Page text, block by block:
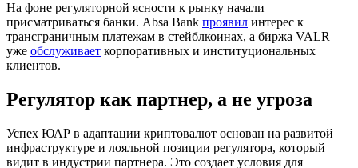
На фоне регуляторной ясности к рынку начали
присматриваться банки. Absa Bank проявил интерес к
трансграничным платежам в стейблкоинах, а биржа VALR
уже обслуживает корпоративных и институциональных
клиентов.
Регулятор как партнер, а не угроза
Успех ЮАР в адаптации криптовалют основан на развитой
инфраструктуре и лояльной позиции регулятора, который
видит в индустрии партнера. Это создает условия для